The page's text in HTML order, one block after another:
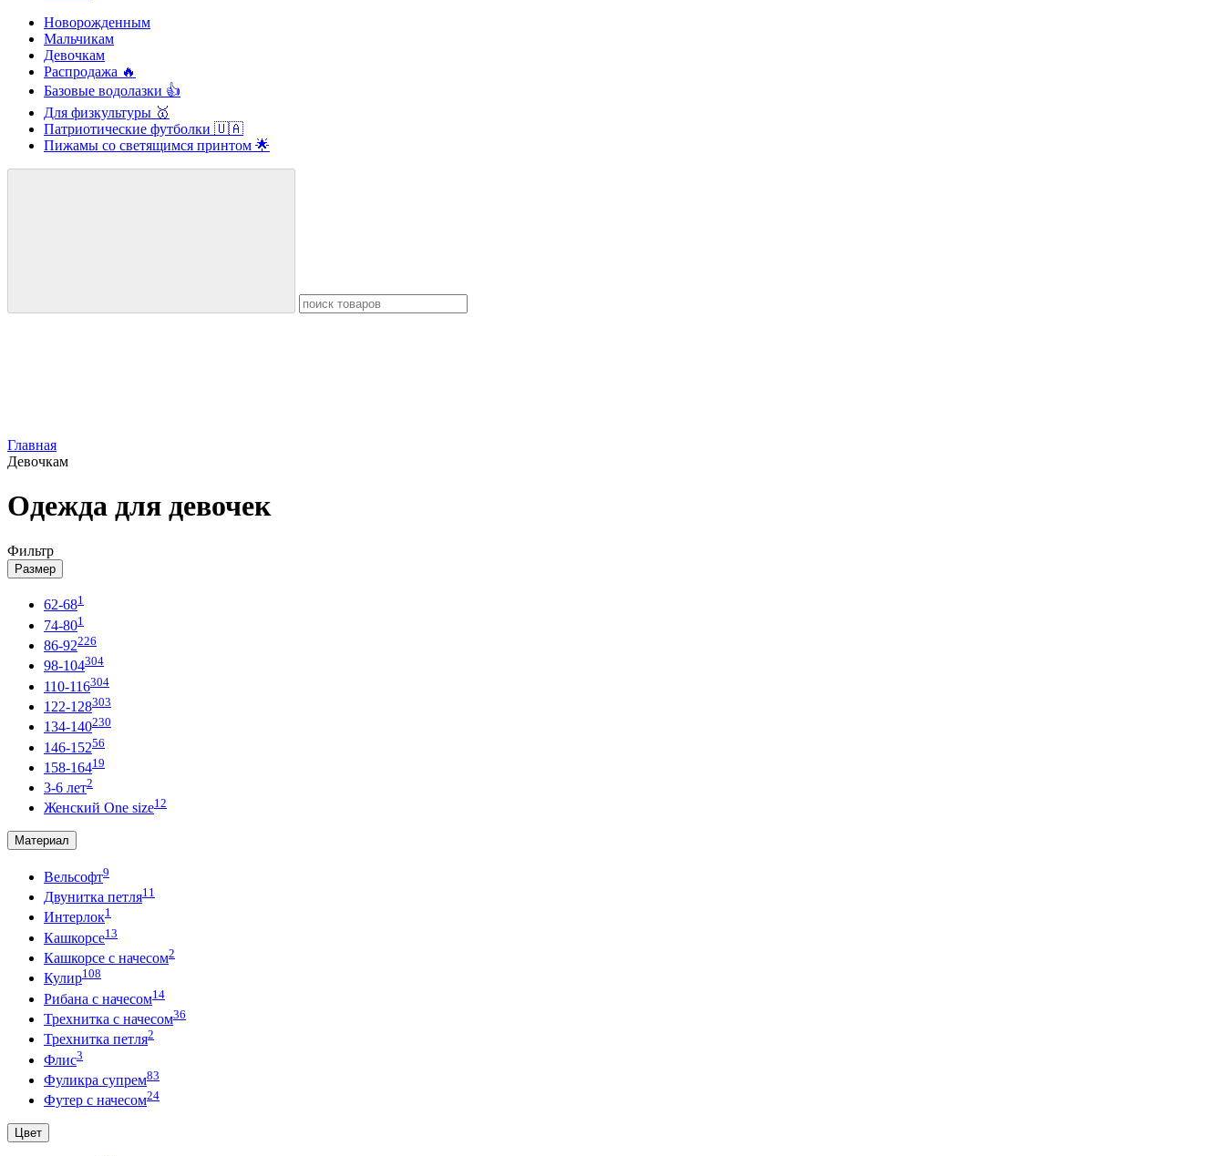
Новорожденным
Мальчикам
Девочкам
Распродажа 🔥
Базовые водолазки 👍
Для физкультуры 🥇
Патриотические футболки 🇺🇦
Пижамы со светящимся принтом 🌟
Главная
Девочкам
Одежда для девочек
Фильтр
Размер
62-681
74-801
86-92226
98-104304
110-116304
122-128303
134-140230
146-15256
158-16419
3-6 лет2
Женский One size12
Материал
Вельсофт9
Двунитка петля11
Интерлок1
Кашкорсе13
Кашкорсе с начесом2
Кулир108
Рибана с начесом14
Трехнитка с начесом36
Трехнитка петля2
Флис3
Фуликра супрем83
Футер с начесом24
Цвет